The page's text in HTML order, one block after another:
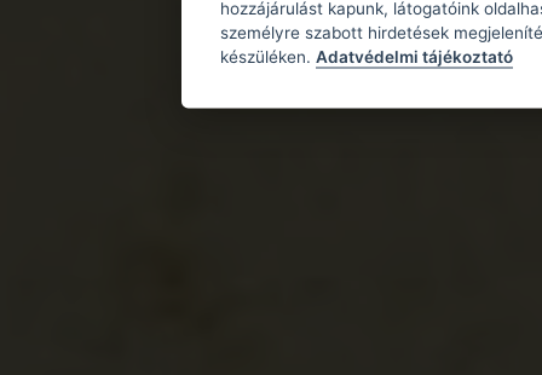
hozzájárulást kapunk, látogatóink
személyre szabott hirdetések
készüléken. Adatvédelmi tájékoztató